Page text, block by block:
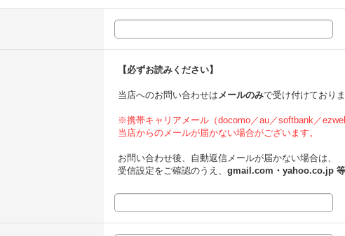
【必ずお読みください】
当店へのお問い合わせはメールのみで受け付けており
※携帯キャリアメール（docomo／au／softbank／
当店からのメールが届かない場合がございます。
お問い合わせ後、自動返信メールが届かない場合は、
受信設定をご確認のうえ、 gmail.com・yahoo.co.jp